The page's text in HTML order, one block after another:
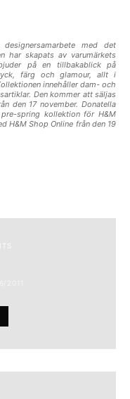
med det
har skapats av varumärkets
på en tillbakablick på
färg och glamour, allt i
innehåller dam- och
Den kommer att säljas
den 17 november. Donatella
spring kollektion för H&M
H&M Shop Online från den 19